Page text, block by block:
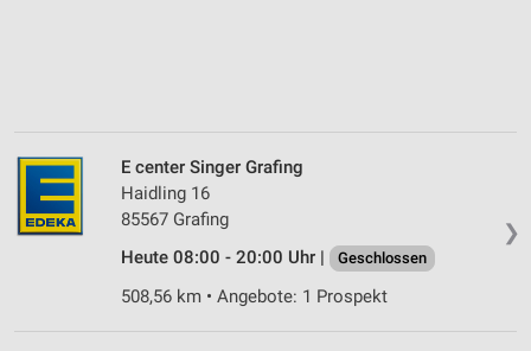
❯
E center Singer Grafing
Haidling 16
85567 Grafing
Heute 08:00 - 20:00 Uhr |
Geschlossen
508,56 km • Angebote: 1 Prospekt